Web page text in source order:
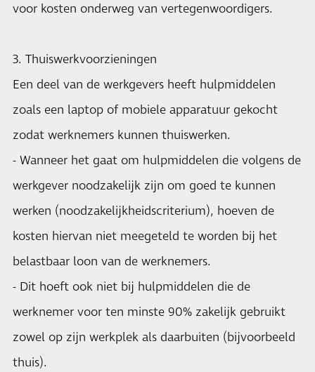
voor kosten onderweg van vertegenwoordigers.
3. Thuiswerkvoorzieningen
Een deel van de werkgevers heeft hulpmiddelen
zoals een laptop of mobiele apparatuur gekocht
zodat werknemers kunnen thuiswerken.
- Wanneer het gaat om hulpmiddelen die volgens de
werkgever noodzakelijk zijn om goed te kunnen
werken (noodzakelijkheidscriterium), hoeven de
kosten hiervan niet meegeteld te worden bij het
belastbaar loon van de werknemers.
- Dit hoeft ook niet bij hulpmiddelen die de
werknemer voor ten minste 90% zakelijk gebruikt
zowel op zijn werkplek als daarbuiten (bijvoorbeeld
thuis).